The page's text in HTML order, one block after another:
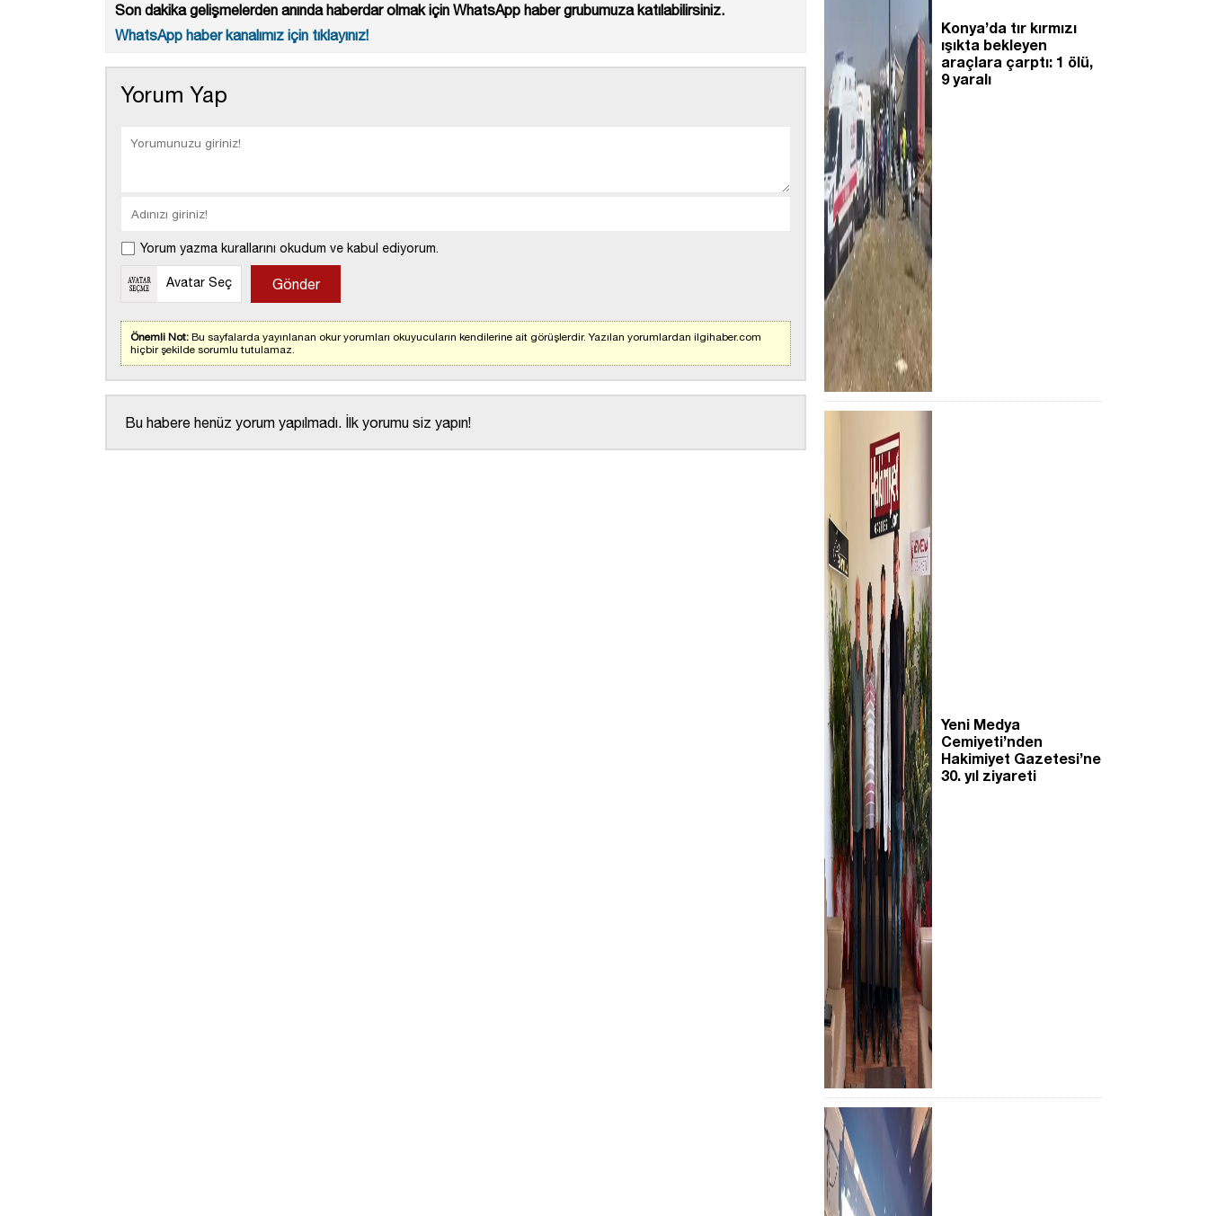
Son dakika gelişmelerden anında haberdar olmak için WhatsApp haber grubumuza katılabilirsiniz.
WhatsApp haber kanalımız için tıklayınız!
Yorum Yap
Yorum yazma kurallarını okudum ve kabul ediyorum.
Avatar Seç
Önemli Not: Bu sayfalarda yayınlanan okur yorumları okuyucuların kendilerine ait görüşlerdir. Yazılan yorumlardan ilgihaber.com
hiçbir şekilde sorumlu tutulamaz.
Bu habere henüz yorum yapılmadı. İlk yorumu siz yapın!
Konya’da tır kırmızı
ışıkta bekleyen
araçlara çarptı: 1 ölü,
9 yaralı
Yeni Medya
Cemiyeti’nden
Hakimiyet Gazetesi’ne
30. yıl ziyareti